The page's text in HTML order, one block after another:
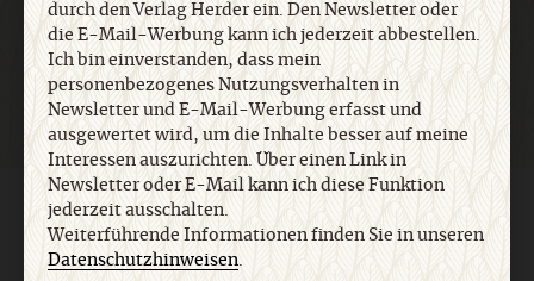
Jetzt anmelden
AGB und Widerrufsbelehrung
Impressum
durch den Verlag Herder ein. Den Newsletter oder
die E-Mail-Werbung kann ich jederzeit abbestellen.
Ich bin einverstanden, dass mein
personenbezogenes Nutzungsverhalten in
Newsletter und E-Mail-Werbung erfasst und
ausgewertet wird, um die Inhalte besser auf meine
Interessen auszurichten. Über einen Link in
Newsletter oder E-Mail kann ich diese Funktion
jederzeit ausschalten.
Weiterführende Informationen finden Sie in unseren
Datenschutzhinweisen.